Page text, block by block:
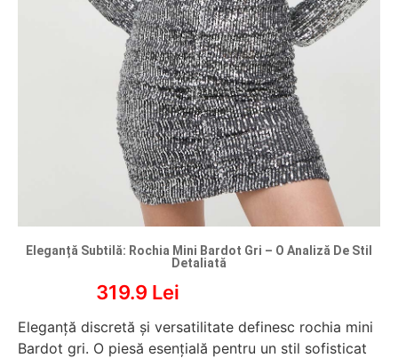
Eleganță Subtilă: Rochia Mini Bardot Gri – O Analiză De Stil
Detaliată
319.9 Lei
Eleganță discretă și versatilitate definesc rochia mini
Bardot gri. O piesă esențială pentru un stil sofisticat